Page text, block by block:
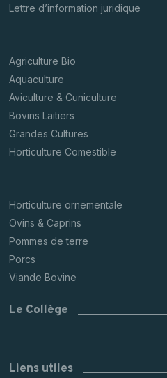
Lettre d’information juridique
Agriculture Bio
Aquaculture
Aviculture & Cuniculture
Bovins Laitiers
Grandes Cultures
Horticulture Comestible
Horticulture ornementale
Ovins & Caprins
Pommes de terre
Porcs
Viande Bovine
Le Collège
Liens utiles